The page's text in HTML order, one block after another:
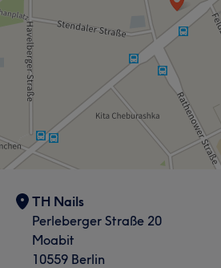
TH Nails
Perleberger Straße 20
Moabit
10559 Berlin